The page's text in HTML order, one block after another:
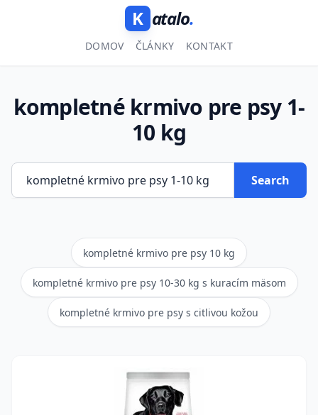
K atalo.
DOMOV ČLÁNKY KONTAKT
kompletné krmivo pre psy 1-
10 kg
Search
kompletné krmivo pre psy 10 kg
kompletné krmivo pre psy 10-30 kg s kuracím mäsom
kompletné krmivo pre psy s citlivou kožou